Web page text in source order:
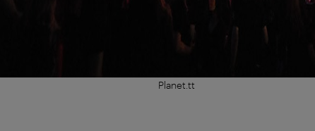
Planet.tt